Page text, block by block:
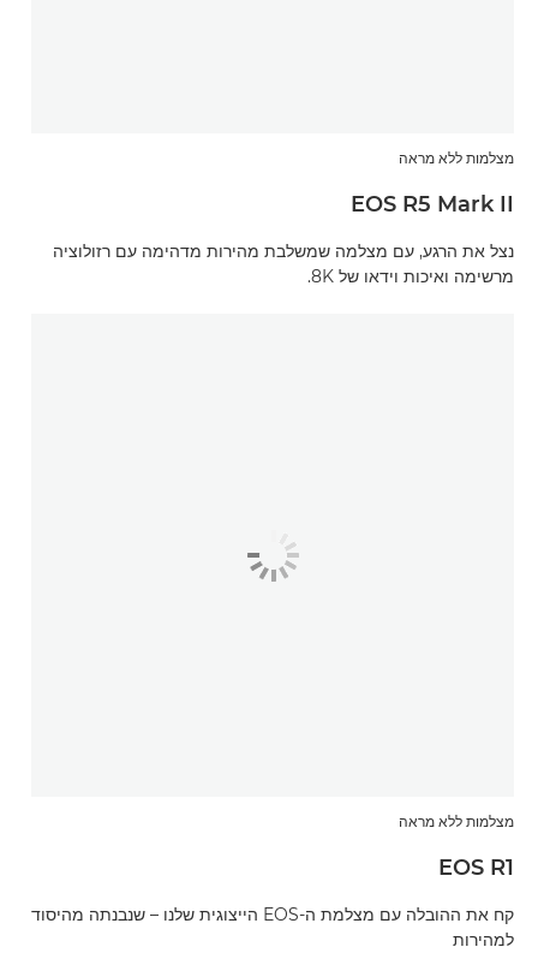
מצלמות ללא מראה
EOS R5 Mark II
נצל את הרגע, עם מצלמה שמשלבת מהירות מדהימה עם רזולוציה
מרשימה ואיכות וידאו של 8K.
מצלמות ללא מראה
EOS R1
קח את ההובלה עם מצלמת ה-EOS הייצוגית שלנו – שנבנתה מהיסוד
למהירות